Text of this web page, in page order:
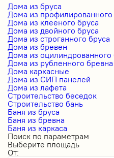
Дома из бруса
Дома из профилированного
Дома из клееного бруса
Дома из двойного бруса
Дома из строганного бруса
Дома из бревен
Дома из оцилиндрованного
Дома из рубленного бревна
Дома каркасные
Дома из СИП панелей
Дома из лафета
Строительство беседок
Строительство бань
Баня из бруса
Баня из бревна
Баня из каркаса
Поиск по параметрам
Выберите площадь
От: